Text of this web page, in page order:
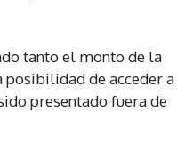
tanto el monto de la
de acceder a
presentado fuera de